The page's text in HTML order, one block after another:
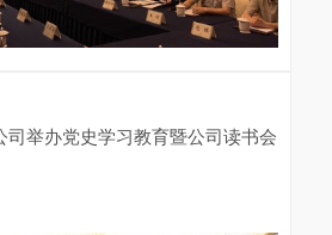
司举办党史学习教育暨公司读书会